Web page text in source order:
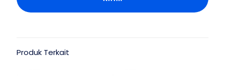
Produk Terkait